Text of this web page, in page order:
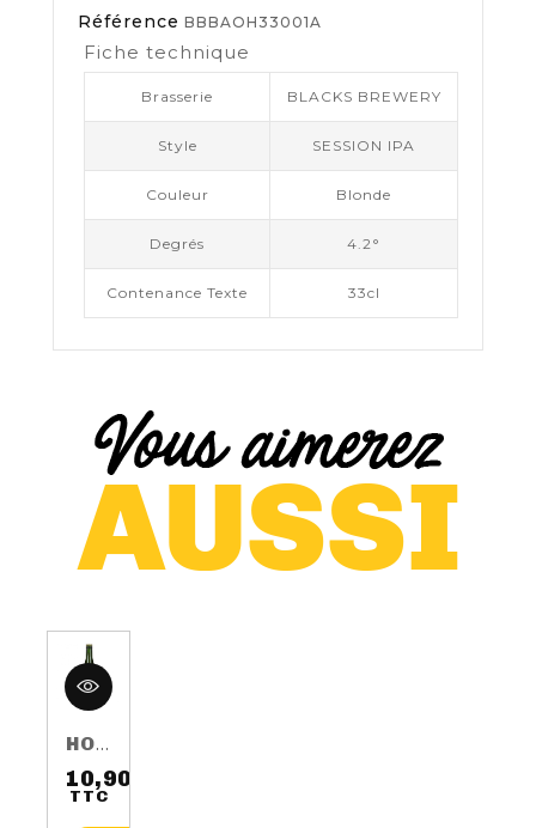
Référence BBBAOH33001A
Fiche technique
Brasserie BLACKS BREWERY
Style SESSION IPA
Couleur Blonde
Degrés 4.2°
Contenance Texte 33cl
HOP HARVEST 2016 75CL 5.5%
10,90 €
TTCPrix